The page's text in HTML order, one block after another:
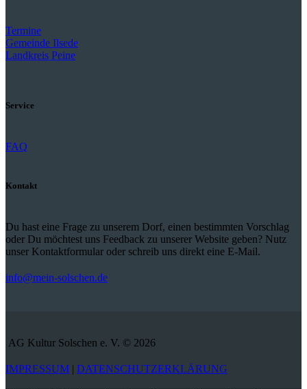
Termine
Gemeinde Ilsede
Landkreis Peine
Service
FAQ
Kontakt
Du hast eine Frage zu unserem Dorf, einen bestimmten Vorschlag
oder Du möchtest uns Feedback zu unserer Website geben? Nutz
unser Kontaktformular oder schreib uns direkt eine E-Mail.
info@mein-solschen.de
AG Kultur Solschen e. V. © 2026
IMPRESSUM | DATENSCHUTZERKLÄRUNG